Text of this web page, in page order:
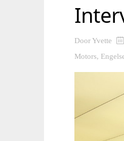
DoorYvette
Motors,